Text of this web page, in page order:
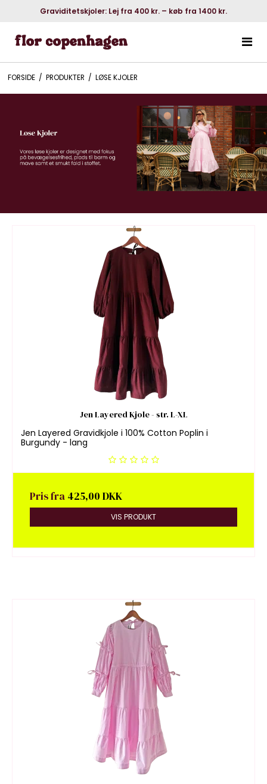
Graviditetskjoler: Lej fra 400 kr. – køb fra 1400 kr.
FORSIDE / PRODUKTER / LØSE KJOLER
Jen Layered Kjole - str. L-XL
Jen Layered Gravidkjole i 100% Cotton Poplin i
Burgundy - lang
Pris fra 425,00 DKK
VIS PRODUKT